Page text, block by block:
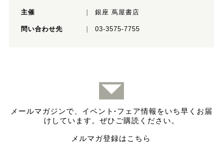
主催 銀座 蔦屋書店
問い合わせ先 03-3575-7755
メールマガジンで、イベント ·フェア情報をいち早くお届
けしています。ぜひご購読ください。
メルマガ登録はこちら